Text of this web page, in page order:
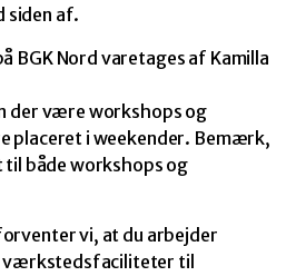
siden af.
BGK Nord varetages af Kamilla
der være workshops og
placeret i weekender. Bemærk,
til både workshops og
vi, at du arbejder
til